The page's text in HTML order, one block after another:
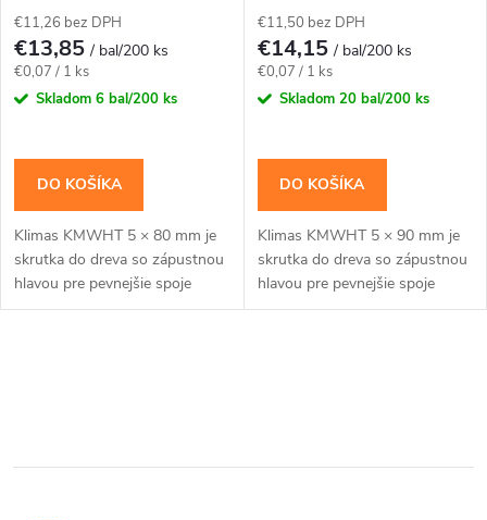
€11,26 bez DPH
€13,85/ bal/200 ks
Jednotková
cena:
€0,07 / 1 ks
Skladom 6 bal/200 ks
DO KOŠÍKA
Klimas KMWHT 5 × 80 mm je
skrutka do dreva so zápustnou
hlavou pre pevnejšie spoje
dosiek, lát a drevených
€11,50 bez DPH
€14,15/ bal/200 ks
Jednotková
cena:
€0,07 / 1 ks
Skladom 20 bal/200 ks
DO KOŠÍKA
Klimas KMWHT 5 × 90 mm je
skrutka do dreva so zápustnou
hlavou pre pevnejšie spoje
dosiek, lát a drevených
l